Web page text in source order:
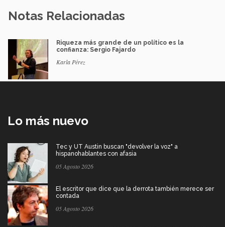
Notas Relacionadas
Riqueza más grande de un político es la
confianza: Sergio Fajardo
Karla Pérez
Lo más nuevo
Tec y UT Austin buscan "devolver la voz" a
hispanohablantes con afasia
05 Agosto 2026
El escritor que dice que la derrota también merece ser
contada
05 Agosto 2026